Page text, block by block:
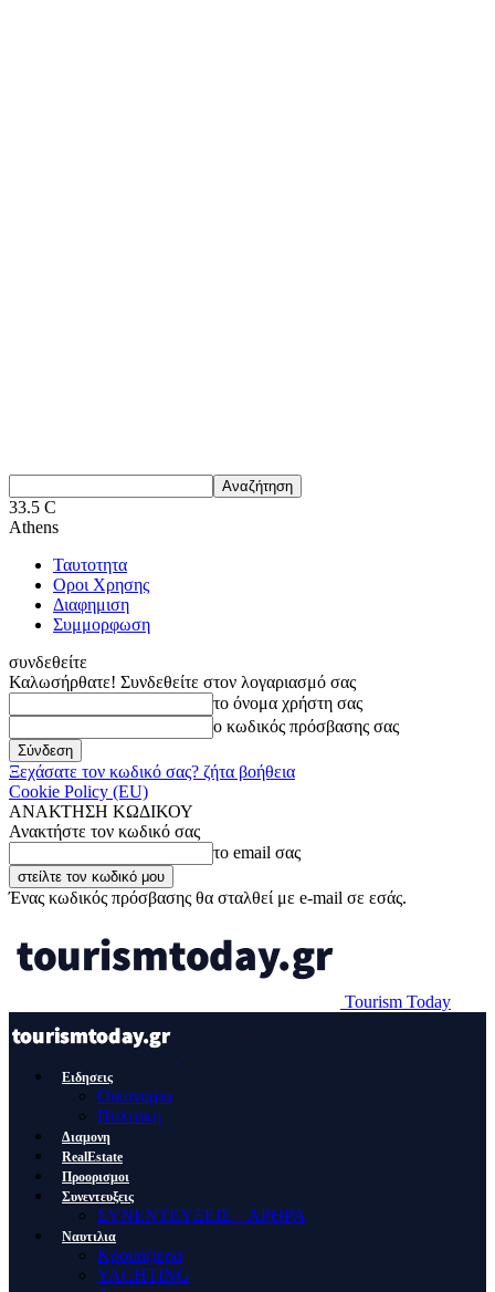
33.5 C
Athens
Ταυτοτητα
Οροι Χρησης
Διαφημιση
Συμμορφωση
συνδεθείτε
Καλωσήρθατε! Συνδεθείτε στον λογαριασμό σας
το όνομα χρήστη σας
ο κωδικός πρόσβασης σας
Ξεχάσατε τον κωδικό σας? ζήτα βοήθεια
Cookie Policy (EU)
ΑΝΑΚΤΗΣΗ ΚΩΔΙΚΟΥ
Ανακτήστε τον κωδικό σας
το email σας
Ένας κωδικός πρόσβασης θα σταλθεί με e-mail σε εσάς.
Tourism Today
Ειδησεις
Οικονομια
Πολιτικη
Διαμονη
RealEstate
Προορισμοι
Συνεντευξεις
ΣΥΝΕΝΤΕΥΞΕΙΣ – ΑΡΘΡΑ
Ναυτιλια
Κρουαζιερα
YACHTING